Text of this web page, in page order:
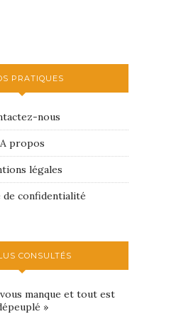
PRATIQUES
nous
A propos
légales
de confidentialité
CONSULTÉS
manque et tout est
»